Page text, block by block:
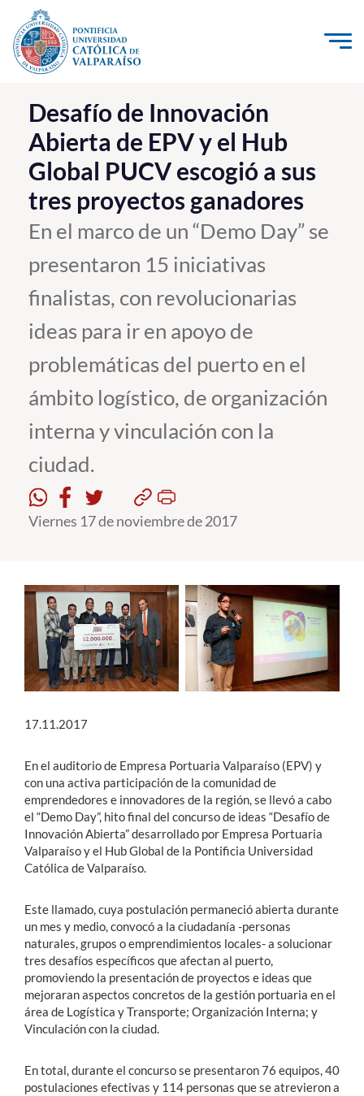
Click acá para ir directamente al contenido
La Universidad
Investigación, Creación e Innovación
PUCV Internacional
Vinculación con el Medio
Admisión
Pregrado
Postgrado
Formación Continua
Estudiantes
Académicos
Funcionarios
Alumni
Desafío de Innovación
Abierta de EPV y el Hub
Global PUCV escogió a sus
tres proyectos ganadores
En el marco de un “Demo Day” se
presentaron 15 iniciativas
finalistas, con revolucionarias
ideas para ir en apoyo de
problemáticas del puerto en el
ámbito logístico, de organización
interna y vinculación con la
ciudad.
Viernes 17 de noviembre de 2017
17.11.2017
En el auditorio de Empresa Portuaria Valparaíso (EPV) y
con una activa participación de la comunidad de
emprendedores e innovadores de la región, se llevó a cabo
el “Demo Day”, hito final del concurso de ideas “Desafío de
Innovación Abierta” desarrollado por Empresa Portuaria
Valparaíso y el Hub Global de la Pontificia Universidad
Católica de Valparaíso.
Este llamado, cuya postulación permaneció abierta durante
un mes y medio, convocó a la ciudadanía -personas
naturales, grupos o emprendimientos locales- a solucionar
tres desafíos específicos que afectan al puerto,
promoviendo la presentación de proyectos e ideas que
mejoraran aspectos concretos de la gestión portuaria en el
área de Logística y Transporte; Organización Interna; y
Vinculación con la ciudad.
En total, durante el concurso se presentaron 76 equipos, 40
postulaciones efectivas y 114 personas que se atrevieron a